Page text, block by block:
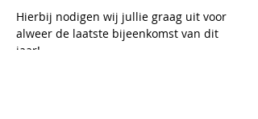
Hierbij nodigen wij jullie graag uit voor
alweer de laatste bijeenkomst van dit
jaar!